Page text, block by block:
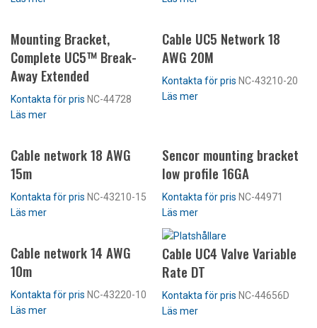
Mounting Bracket,
Complete UC5™ Break-
Away Extended
Kontakta för pris NC-44728
Läs mer
Cable UC5 Network 18
AWG 20M
Kontakta för pris NC-43210-20
Läs mer
Cable network 18 AWG
15m
Kontakta för pris NC-43210-15
Läs mer
Sencor mounting bracket
low profile 16GA
Kontakta för pris NC-44971
Läs mer
Cable network 14 AWG
10m
Kontakta för pris NC-43220-10
Läs mer
Cable UC4 Valve Variable
Rate DT
Kontakta för pris NC-44656D
Läs mer